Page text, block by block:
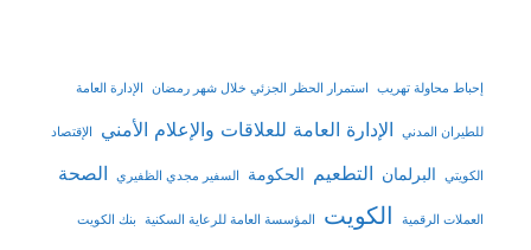
إحباط محاولة تهريب استمرار الحظر الجزئي خلال شهر رمضان الإدارة العامة
للطيران المدني الإدارة العامة للعلاقات والإعلام الأمني الإقتصاد
الكويتي البرلمان التطعيم الحكومة السفير مجدي الظفيري الصحة
العملات الرقمية الكويت المؤسسة العامة للرعاية السكنية بنك الكويت